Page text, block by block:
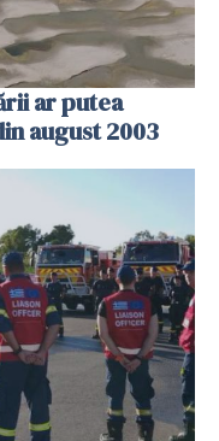
ar putea
august 2003